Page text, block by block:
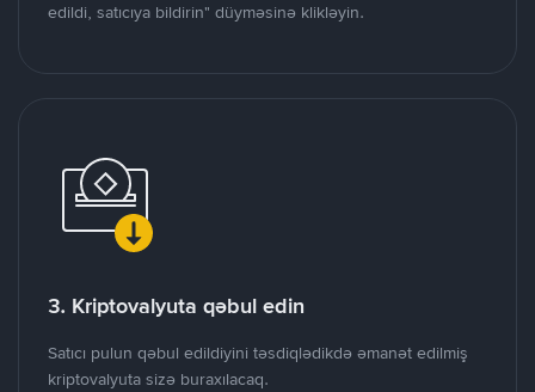
edildi, satıcıya bildirin" düyməsinə klikləyin.
3. Kriptovalyuta qəbul edin
Satıcı pulun qəbul edildiyini təsdiqlədikdə əmanət edilmiş
kriptovalyuta sizə buraxılacaq.